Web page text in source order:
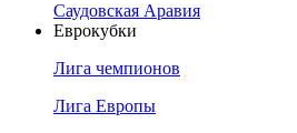
Саудовская Аравия
Еврокубки
Лига чемпионов
Лига Европы